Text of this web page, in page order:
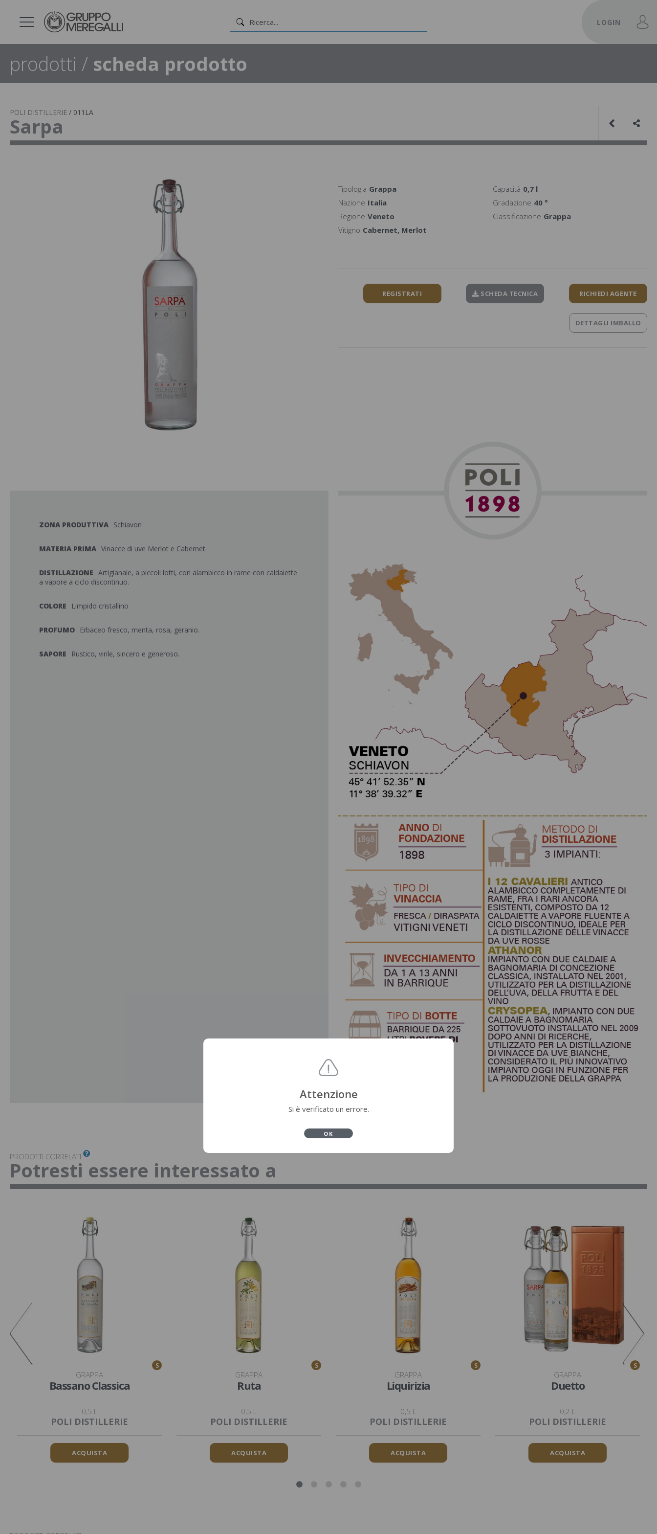
LOGIN
prodotti / scheda prodotto
POLI DISTILLERIE / 011LA
Sarpa
Tipologia Grappa Capacità 0,7 l
Nazione Italia Gradazione 40 °
Regione Veneto Classificazione Grappa
Vitigno Cabernet, Merlot
REGISTRATI SCHEDA TECNICA RICHIEDI AGENTE
DETTAGLI IMBALLO
ZONA PRODUTTIVA Schiavon
MATERIA PRIMA Vinacce di uve Merlot e Cabernet.
DISTILLAZIONE Artigianale, a piccoli lotti, con alambicco in rame con caldaiette
a vapore a ciclo discontinuo.
COLORE Limpido cristallino
PROFUMO Erbaceo fresco, menta, rosa, geranio.
SAPORE Rustico, virile, sincero e generoso.
PRODOTTI CORRELATI
Potresti essere interessato a
S
GRAPPA
Bassano Classica
0,5 L
POLI DISTILLERIE
ACQUISTA
S
GRAPPA
Ruta
0,5 L
POLI DISTILLERIE
ACQUISTA
S
GRAPPA
Liquirizia
0,5 L
POLI DISTILLERIE
ACQUISTA
S
GRAPPA
Duetto
0,2 L
POLI DISTILLERIE
ACQUISTA
Attenzione
Si è verificato un errore.
OK